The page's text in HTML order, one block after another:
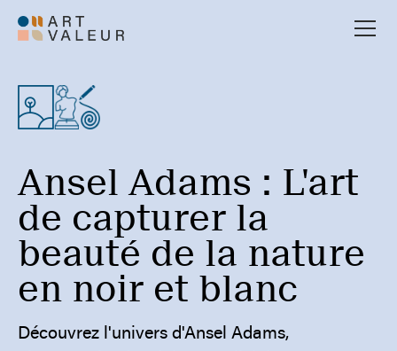
Ansel Adams : L'art
de capturer la
beauté de la nature
en noir et blanc
Découvrez l'univers d'Ansel Adams,